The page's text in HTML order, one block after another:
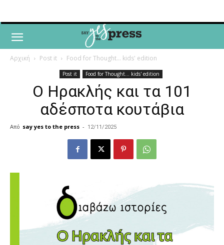
Αρχική Post it Food for Thought... kids' edition
Post it Food for Thought... kids' edition
Ο Ηρακλής και τα 101
αδέσποτα κουτάβια
Από say yes to the press - 12/11/2025